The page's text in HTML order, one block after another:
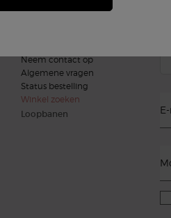
Neem contact op
Algemene vragen
Status bestelling
Winkel zoeken
Loopbanen